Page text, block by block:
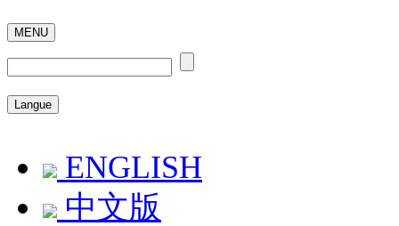
MENU
Langue
ENGLISH
中文版